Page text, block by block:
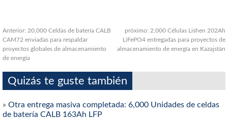
Anterior: 20,000 Celdas de batería CALB
CAM72 enviadas para respaldar
proyectos globales de almacenamiento
de energía
próximo: 2,000 Células Lishen 202Ah
LiFePO4 entregadas para proyectos de
almacenamiento de energía en Kazajstán
Quizás te guste también
» Otra entrega masiva completada: 6,000 Unidades de celdas
de batería CALB 163Ah LFP